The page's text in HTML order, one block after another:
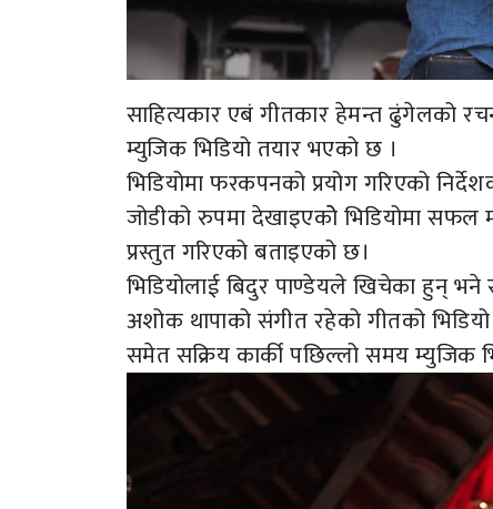
साहित्यकार एबं गीतकार हेमन्त ढुंगेलको
म्युजिक भिडियो तयार भएको छ ।
भिडियोमा फरकपनको प्रयोग गरिएको
जोडीको रुपमा देखाइएकोे भिडियोमा सफल
प्रस्तुत गरिएको बताइएको छ।
भिडियोलाई बिदुर पाण्डेयले खिचेका हुन् भने
अशोक थापाको संगीत रहेको गीतको
समेत सक्रिय कार्की पछिल्लो समय म्युजिक